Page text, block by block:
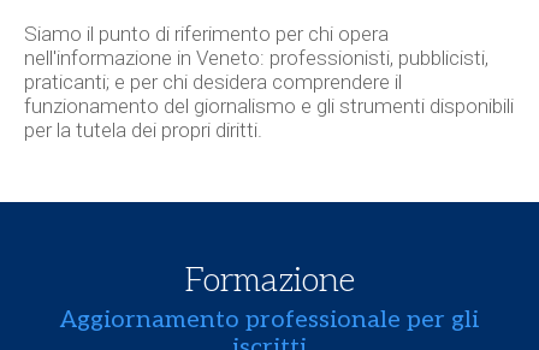
Siamo il punto di riferimento per chi opera
nell'informazione in Veneto: professionisti, pubblicisti,
praticanti; e per chi desidera comprendere il
funzionamento del giornalismo e gli strumenti disponibili
per la tutela dei propri diritti.
Formazione
Aggiornamento professionale per gli